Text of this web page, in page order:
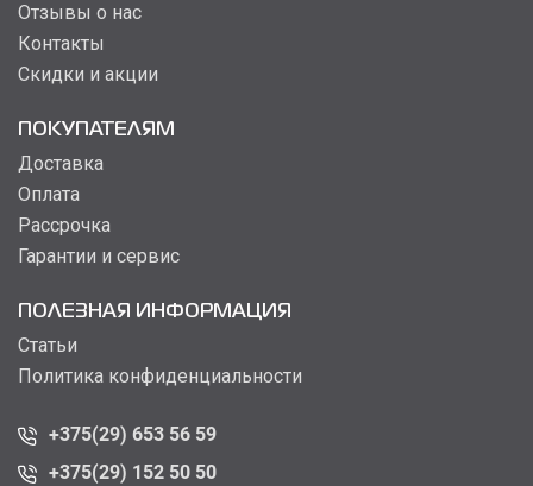
Отзывы о нас
Контакты
Скидки и акции
ПОКУПАТЕЛЯМ
Доставка
Оплата
Рассрочка
Гарантии и сервис
ПОЛЕЗНАЯ ИНФОРМАЦИЯ
Статьи
Политика конфиденциальности
+375(29) 653 56 59
+375(29) 152 50 50